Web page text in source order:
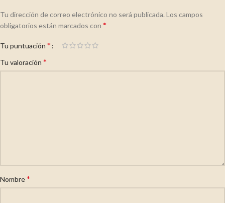
Tu dirección de correo electrónico no será publicada. Los campos
obligatorios están marcados con *
Tu puntuación *
Tu valoración *
Nombre*